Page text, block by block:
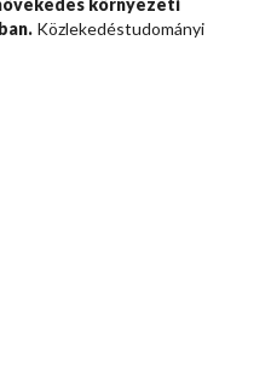
környezeti
Közlekedéstudományi